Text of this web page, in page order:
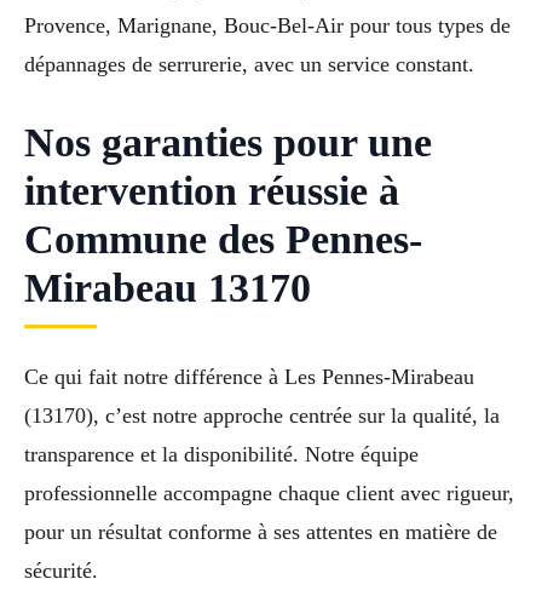
Provence, Marignane, Bouc-Bel-Air pour tous types de
dépannages de serrurerie, avec un service constant.
Nos garanties pour une
intervention réussie à
Commune des Pennes-
Mirabeau 13170
Ce qui fait notre différence à Les Pennes-Mirabeau
(13170), c’est notre approche centrée sur la qualité, la
transparence et la disponibilité. Notre équipe
professionnelle accompagne chaque client avec rigueur,
pour un résultat conforme à ses attentes en matière de
sécurité.